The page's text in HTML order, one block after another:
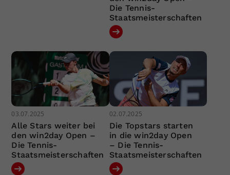
Die Tennis-
Staatsmeisterschaften
03.07.2025
Alle Stars weiter bei
den win2day Open –
Die Tennis-
Staatsmeisterschaften
02.07.2025
Die Topstars starten
in die win2day Open
– Die Tennis-
Staatsmeisterschaften